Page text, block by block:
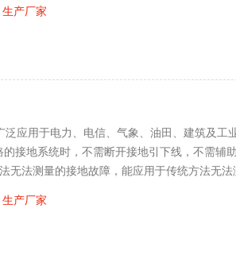
生产厂家
泛应用于电力、电信、气象、油田、建筑及工
接地系统时，不需断开接地引下线，不需辅
无法测量的接地故障，能应用于传统方法无法
生产厂家